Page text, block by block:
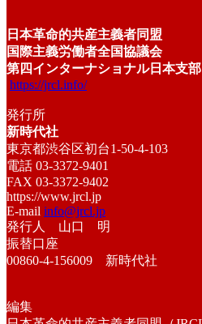
日本革命的共産主義者同盟
国際主義労働者全国協議会
第四インターナショナル日本支部
https://jrcl.info/
発行所
新時代社
東京都渋谷区初台1-50-4-103
電話 03-3372-9401
FAX 03-3372-9402
https://www.jrcl.jp
E-mail info@jrcl.jp
発行人 山口 明
振替口座
00860-4-156009 新時代社
編集